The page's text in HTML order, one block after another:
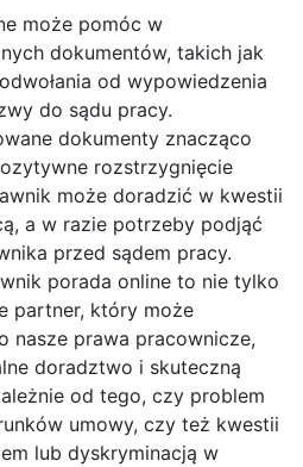
może pomóc w
dokumentów, takich jak
od wypowiedzenia
do sądu pracy.
dokumenty znacząco
rozstrzygnięcie
może doradzić w kwestii
a w razie potrzeby podjąć
przed sądem pracy.
porada online to nie tylko
partner, który może
nasze prawa pracownicze,
doradztwo i skuteczną
od tego, czy problem
umowy, czy też kwestii
lub dyskryminacją w